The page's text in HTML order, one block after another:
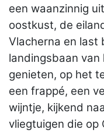
een waanzinnig
oostkust, de
Vlacherna en last
landingsbaan
genieten, op het
een frappé, een
wijntje, kijkend
vliegtuigen die op